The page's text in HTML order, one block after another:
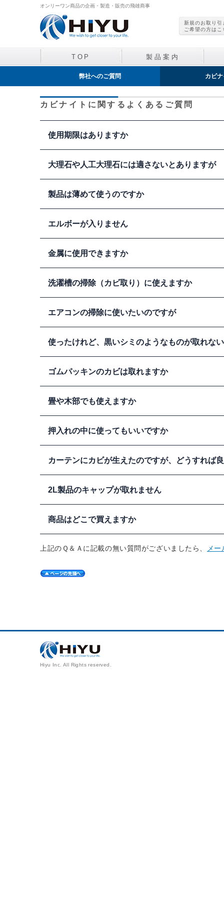
オンリーワン商品の企画・製造・販売の飛雄商事
新規のお取り引
ご希望の方はこ
TOP 製品案内
弊社へのご質問 カビ
洗濯槽クリーナー
カビナイトに関するよくあるご質問
使用期限はありますか
特に期限はありません。（経時変化試験:８年経過で変化
大理石や人工大理石には適さないとありますが
人工大理石製品の中には大丈夫な製品もあるようですが
めてからのご使用を強く推奨します。浴室の床部分と
石の可能性が高く、説明書に「中性洗剤以外は使用禁止
大理石や人工大理石が適さないのは、大理石の成分（主
製品は薄めて使うのですか
そのまま（原液で）お使いください。
すが、これは製品中の界面活性剤（洗浄成分）がガラス
エルボーが入りません
成型上の温度管理ミスによる「ゆがみ」があると考えら
で、ご連絡をお願いいたします。
金属に使用できますか
使用出来ます。
取扱説明書には「付着したまま放置す
述しています。しかし、通常の使用で問題になる可能性
ステンレスや金属部分に使用した場合に起こる変色事例
洗濯槽の掃除（カビ取り）に使えますか
洗濯槽を外してのお掃除は出来ませんから、当社の
しください。
エアコンの掃除に使いたいのですが
使用可能です。
排気口又は冷却フィン（熱交換フィン
滅又はその発生を抑えることが出来ます。スプレー後は
使ったけれど、黒いシミのようなものが取れない
製品には漂白効果がありません。 黒いシミの多くはカ
などです。一種の「汚れ」ですが、これが壁などの奥深
ゴムパッキンのカビは取れますか
カビを死滅させることが出来ても、
ゴムは「変質」していることが多く、元の色に戻らない
畳や木部でも使えますか
畳や木などの材料は、液を吸い込みますからシミになる
す。特に木の場合、塗料が塗布されている時などは、
ようにしてください。家具などに使用する場合も同
押入れの中に使ってもいいですか
製品は全て安全な成分のみで構成されていますから、仮
全性に問題はありません。住宅用の洗剤と同じようにお
カーテンにカビが生えたのですが、どうすれば
カビが生えた部分にカビナイトを噴霧し、５分ほどたっ
ください。
2L製品のキャップが取れません
キャップは少し固めに固定されています。
まず最初に、キャップに被さっているフィルムを取り除
商品はどこで買えますか
通信販売（TV、カタログ、チラシ、インターネット）で
ショップでもお買い求めいただけます。また、500ｍＬタ
東急ハンズの各店舗情報は
上記のＱ＆Ａに記載の無い質問がございましたら、 メ
Hiyu Inc. All Rights reserved.